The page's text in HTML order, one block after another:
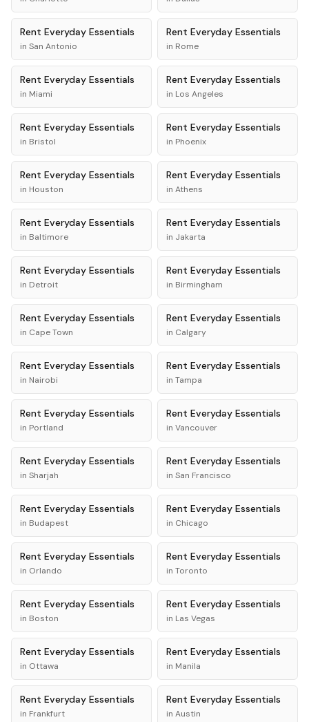
Rent Everyday Essentials
in San Antonio
Rent Everyday Essentials
in Rome
Rent Everyday Essentials
in Miami
Rent Everyday Essentials
in Los Angeles
Rent Everyday Essentials
in Bristol
Rent Everyday Essentials
in Phoenix
Rent Everyday Essentials
in Houston
Rent Everyday Essentials
in Athens
Rent Everyday Essentials
in Baltimore
Rent Everyday Essentials
in Jakarta
Rent Everyday Essentials
in Detroit
Rent Everyday Essentials
in Birmingham
Rent Everyday Essentials
in Cape Town
Rent Everyday Essentials
in Calgary
Rent Everyday Essentials
in Nairobi
Rent Everyday Essentials
in Tampa
Rent Everyday Essentials
in Portland
Rent Everyday Essentials
in Vancouver
Rent Everyday Essentials
in Sharjah
Rent Everyday Essentials
in San Francisco
Rent Everyday Essentials
in Budapest
Rent Everyday Essentials
in Chicago
Rent Everyday Essentials
in Orlando
Rent Everyday Essentials
in Toronto
Rent Everyday Essentials
in Boston
Rent Everyday Essentials
in Las Vegas
Rent Everyday Essentials
in Ottawa
Rent Everyday Essentials
in Manila
Rent Everyday Essentials
in Frankfurt
Rent Everyday Essentials
in Austin